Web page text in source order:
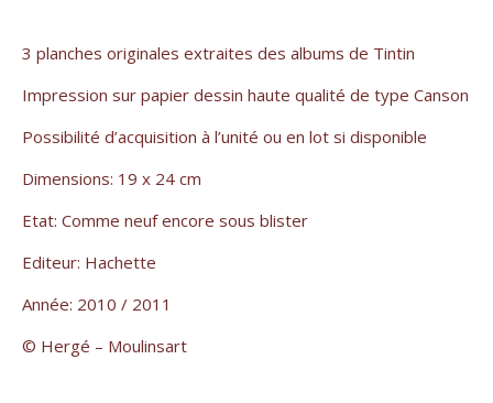
3 planches originales extraites des albums de Tintin
Impression sur papier dessin haute qualité de type Canson
Possibilité d’acquisition à l’unité ou en lot si disponible
Dimensions: 19 x 24 cm
Etat: Comme neuf encore sous blister
Editeur: Hachette
Année: 2010 / 2011
© Hergé – Moulinsart